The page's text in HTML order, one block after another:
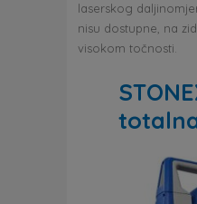
laserskog
nisu dostupne, na
visokom točnosti.